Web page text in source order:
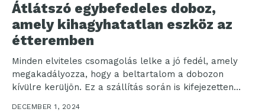
Átlátszó egybefedeles doboz,
amely kihagyhatatlan eszköz az
étteremben
Minden elviteles csomagolás lelke a jó fedél, amely
megakadályozza, hogy a beltartalom a dobozon
kívülre kerüljön. Ez a szállítás során is kifejezetten
DECEMBER 1, 2024